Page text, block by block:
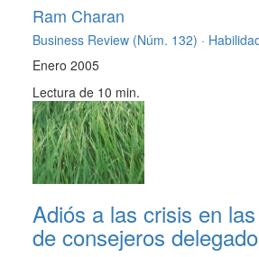
Ram Charan
Business Review (Núm. 132) ·
Enero 2005
Lectura de 10 min.
Adiós a las crisis en
de consejeros